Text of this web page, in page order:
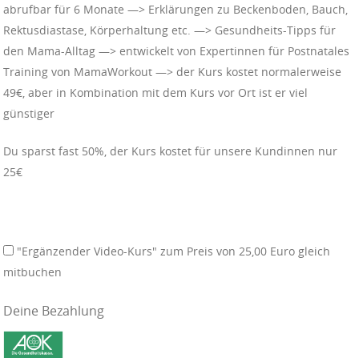
abrufbar für 6 Monate —> Erklärungen zu Beckenboden, Bauch,
Rektusdiastase, Körperhaltung etc. —> Gesundheits-Tipps für
den Mama-Alltag —> entwickelt von Expertinnen für Postnatales
Training von MamaWorkout —> der Kurs kostet normalerweise
49€, aber in Kombination mit dem Kurs vor Ort ist er viel
günstiger
Du sparst fast 50%, der Kurs kostet für unsere Kundinnen nur
25€
"Ergänzender Video-Kurs" zum Preis von 25,00 Euro gleich
mitbuchen
Deine Bezahlung